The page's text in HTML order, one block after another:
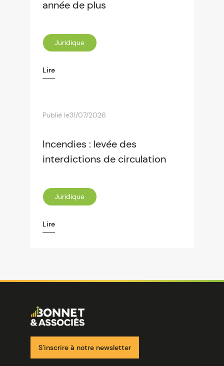
année de plus
Juridique
Lire
Publié le31/07/2026
Incendies : levée des
interdictions de circulation
Juridique
Lire
Image
S’inscrire à notre newsletter